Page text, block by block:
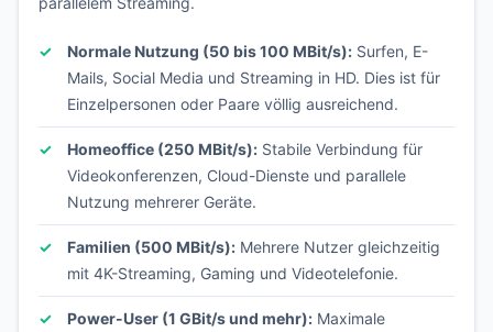
Normale Nutzung (50 bis 100 MBit/s): Surfen, E-
Mails, Social Media und Streaming in HD. Dies ist für
Einzelpersonen oder Paare völlig ausreichend.
Homeoffice (250 MBit/s): Stabile Verbindung für
Videokonferenzen, Cloud-Dienste und parallele
Nutzung mehrerer Geräte.
Familien (500 MBit/s): Mehrere Nutzer gleichzeitig
mit 4K-Streaming, Gaming und Videotelefonie.
Power-User (1 GBit/s und mehr): Maximale